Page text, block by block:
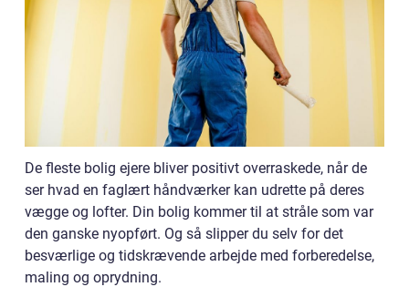
De fleste bolig ejere bliver positivt overraskede, når de
ser hvad en faglært håndværker kan udrette på deres
vægge og lofter. Din bolig kommer til at stråle som var
den ganske nyopført. Og så slipper du selv for det
besværlige og tidskrævende arbejde med forberedelse,
maling og oprydning.